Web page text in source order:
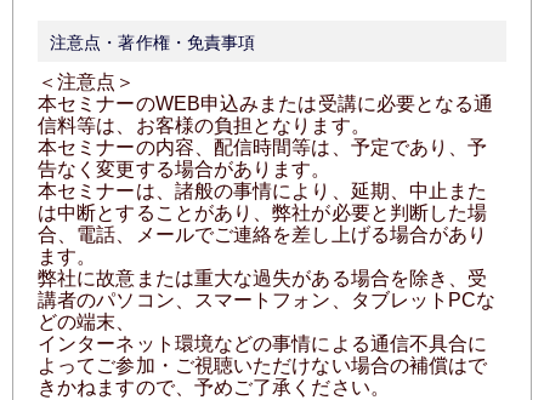
注意点・著作権・免責事項
＜注意点＞
本セミナーのWEB申込みまたは受講に必要となる通
信料等は、お客様の負担となります。
本セミナーの内容、配信時間等は、予定であり、予
告なく変更する場合があります。
本セミナーは、諸般の事情により、延期、中止また
は中断とすることがあり、弊社が必要と判断した場
合、電話、メールでご連絡を差し上げる場合があり
ます。
弊社に故意または重大な過失がある場合を除き、受
講者のパソコン、スマートフォン、タブレットPCな
どの端末、
インターネット環境などの事情による通信不具合に
よってご参加・ご視聴いただけない場合の補償はで
きかねますので、予めご了承ください。